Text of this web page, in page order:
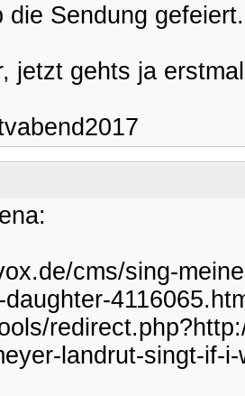
die Sendung
jetzt gehts ja
cms/sing-
landrut-singt-if-